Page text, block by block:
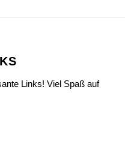
Links! Viel Spaß auf